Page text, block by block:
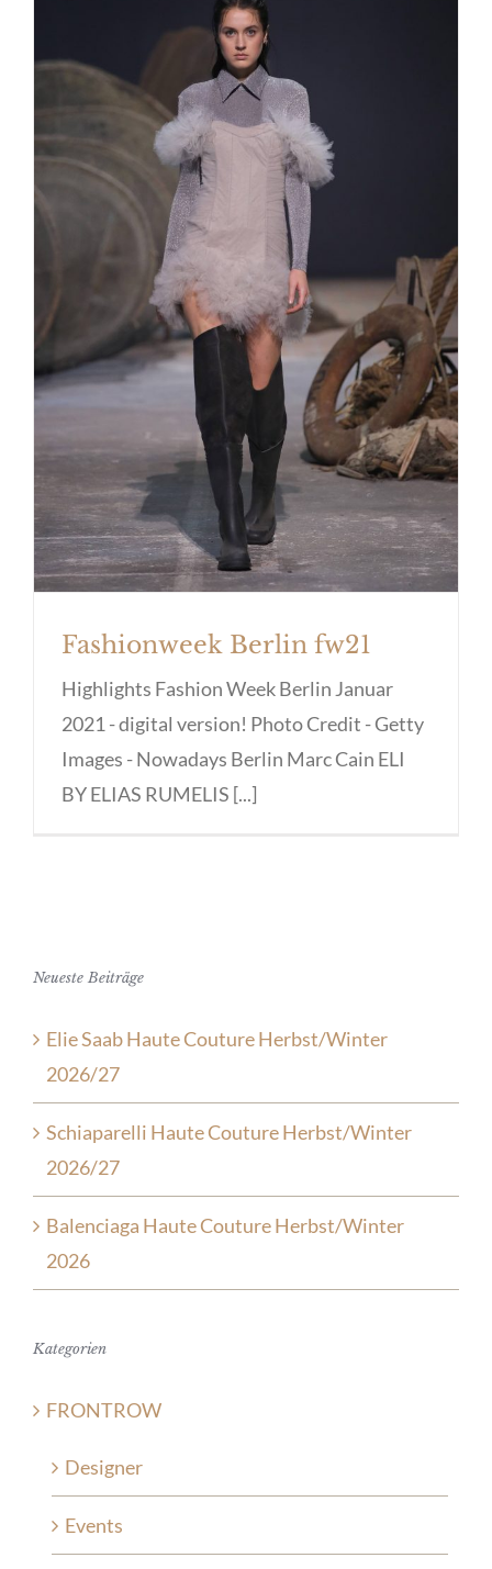
Fashionweek Berlin fw21
Fashionweek Berlin fw21
Highlights Fashion Week Berlin Januar
2021 - digital version! Photo Credit - Getty
Images - Nowadays Berlin Marc Cain ELI
BY ELIAS RUMELIS [...]
Neueste Beiträge
Elie Saab Haute Couture Herbst/Winter
2026/27
Schiaparelli Haute Couture Herbst/Winter
2026/27
Balenciaga Haute Couture Herbst/Winter
2026
Kategorien
FRONTROW
Designer
Events